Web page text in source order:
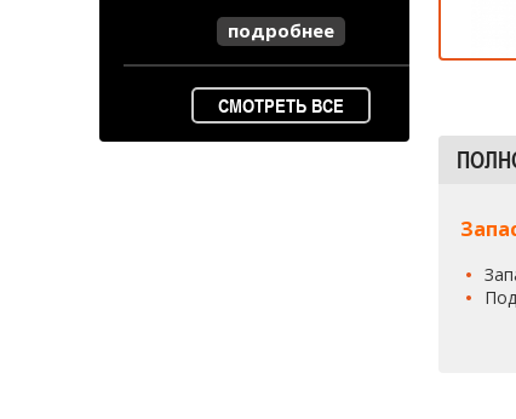
подробнее
СМОТРЕТЬ ВСЕ